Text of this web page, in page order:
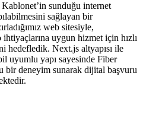
sunduğu internet
sağlayan bir
web sitesiyle,
uygun hizmet için hızlı
hedefledik. Next.js altyapısı ile
uyumlu yapı sayesinde Fiber
bir deneyim sunarak dijital başvuru